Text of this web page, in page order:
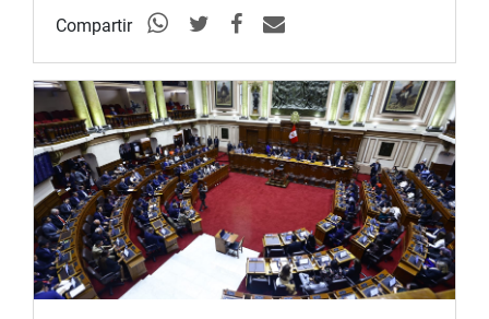
Compartir